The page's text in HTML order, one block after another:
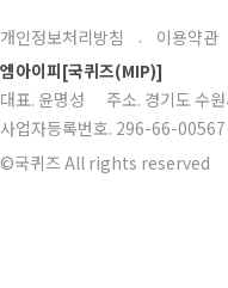
개인정보처리방침 ·
이용약관
엠아이피[국퀴즈(MIP)]
대표. 윤명성 주소. 경기도 수
사업자등록번호. 296-66-
©국퀴즈 All rights reserved